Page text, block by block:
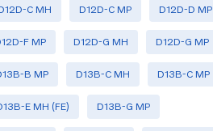
C MH D12D-C MP D12D-D MP
F MP D12D-G MH D12D-G MP
B MP D13B-C MH D13B-C MP
E MH (FE) D13B-G MP